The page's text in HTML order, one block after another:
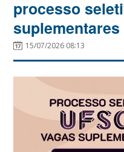
processo
suplementares
15/07/2026 08:13